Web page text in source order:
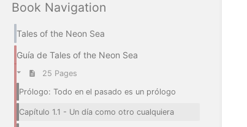
Book Navigation
Tales of the Neon Sea
Guía de Tales of the Neon Sea
25 Pages
Prólogo: Todo en el pasado es un prólogo
Capítulo 1.1 - Un día como otro cualquiera